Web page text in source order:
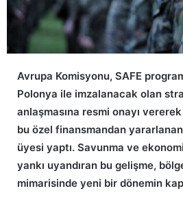
Avrupa Komisyonu, SAFE
Polonya ile imzalanacak olan
anlaşmasına resmi onayı
bu özel finansmandan
üyesi yaptı. Savunma ve
yankı uyandıran bu gelişme,
mimarisinde yeni bir dönemin